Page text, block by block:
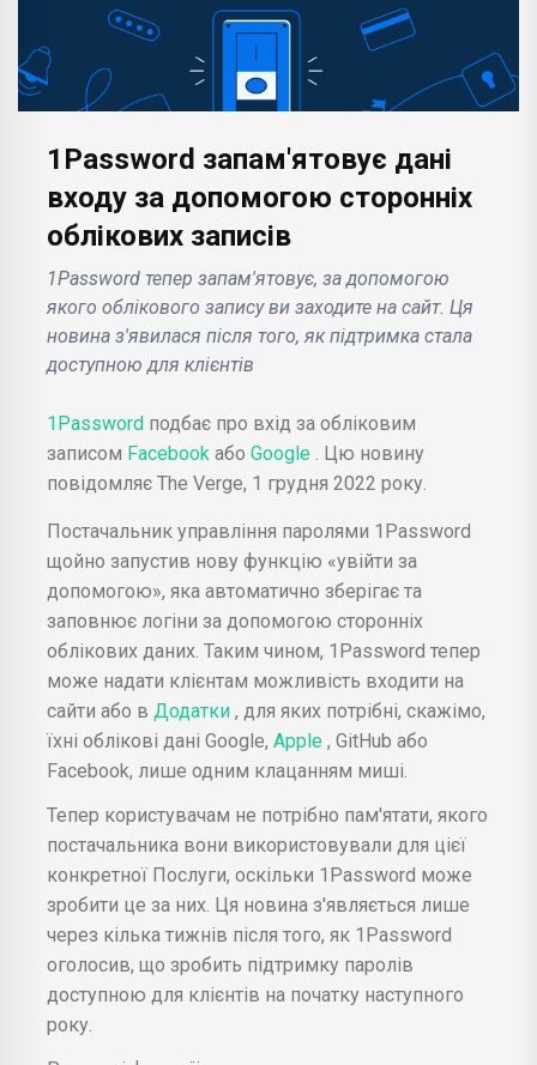
1Password запам'ятовує дані
входу за допомогою сторонніх
облікових записів
1Password тепер запам'ятовує, за допомогою
якого облікового запису ви заходите на сайт. Ця
новина з'явилася після того, як підтримка стала
доступною для клієнтів
1Password подбає про вхід за обліковим
записом Facebook або Google
. Цю новину
повідомляє The Verge, 1 грудня 2022 року.
Постачальник управління паролями 1Password
щойно запустив нову функцію «увійти за
допомогою», яка автоматично зберігає та
заповнює логіни за допомогою сторонніх
облікових даних. Таким чином, 1Password тепер
може надати клієнтам можливість входити на
сайти або в Додатки , для яких потрібні, скажімо,
їхні облікові дані Google, Apple , GitHub або
Facebook, лише одним клацанням миші.
Тепер користувачам не потрібно пам'ятати, якого
постачальника вони використовували для цієї
конкретної Послуги, оскільки 1Password може
зробити це за них. Ця новина з'являється лише
через кілька тижнів після того, як 1Password
оголосив, що зробить підтримку паролів
доступною для клієнтів на початку наступного
року.